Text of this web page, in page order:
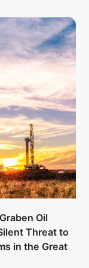
Oil
Threat to
in the Great